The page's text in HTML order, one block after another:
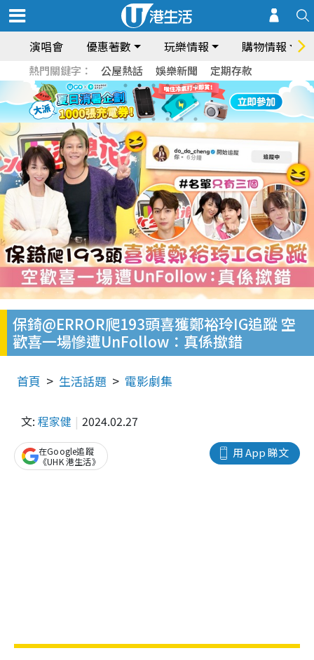
演唱會 優惠著數 玩樂情報 購物情報
熱門關鍵字： 公屋熱話 娛樂新聞 定期存款
保錡@ERROR爬193頭喜獲鄭裕玲IG追蹤 空
歡喜一場慘遭UnFollow：真係撳錯
首頁 生活話題 電影劇集
文: 程家健 2024.02.27
用 App 睇文
在Google追蹤
《UHK 港生活》